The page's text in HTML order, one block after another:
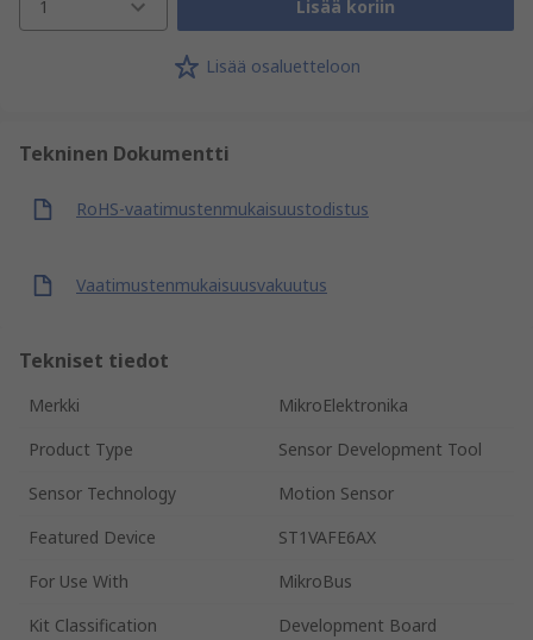
1 Lisää koriin
Lisää osaluetteloon
Tekninen Dokumentti
RoHS-vaatimustenmukaisuustodistus
Vaatimustenmukaisuusvakuutus
Tekniset tiedot
Merkki
MikroElektronika
Product Type
Sensor Development Tool
Sensor Technology
Motion Sensor
Featured Device
ST1VAFE6AX
For Use With
MikroBus
Kit Classification
Development Board